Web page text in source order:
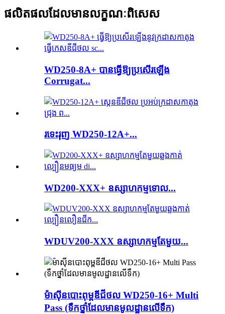
ផលិតផលដែលមានលក្ខណៈពិសេស
WD250-8A+ បានធ្វើឱ្យប្រសើរឡើង
Corrugat...
រទេះរុញ WD250-12A+...
WD200-XXX+ ឧស្សាហកម្មទោល...
WDUV200-XXX ឧស្សាហកម្មតែមួយ...
ម៉ាស៊ីនបោះពុម្ពឌីជីថល WD250-16+ Multi
Pass (ទឹកថ្នាំដែលមានមូលដ្ឋានលើទឹក)